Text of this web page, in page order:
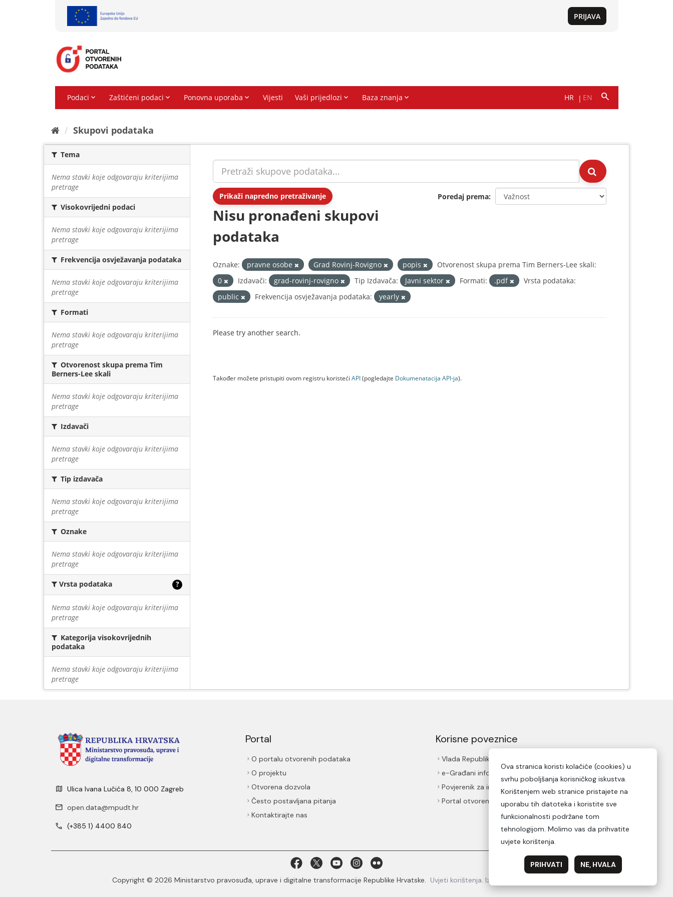
Skupovi podаtаkа
Tema
Nema stavki koje odgovaraju kriterijima
pretrage
Visokovrijedni podaci
Nema stavki koje odgovaraju kriterijima
pretrage
Frekvencija osvježavanja podataka
Nema stavki koje odgovaraju kriterijima
pretrage
Formati
Nema stavki koje odgovaraju kriterijima
pretrage
Otvorenost skupa prema Tim
Berners-Lee skali
Nema stavki koje odgovaraju kriterijima
pretrage
Izdavači
Nema stavki koje odgovaraju kriterijima
pretrage
Tip izdavača
Nema stavki koje odgovaraju kriterijima
pretrage
Oznake
Nema stavki koje odgovaraju kriterijima
pretrage
Vrsta podataka ?
Nema stavki koje odgovaraju kriterijima
pretrage
Kategorija visokovrijednih
podataka
Nema stavki koje odgovaraju kriterijima
pretrage
Prikaži napredno pretraživanje Poredaj prema
Nisu pronađeni skupovi
podataka
Oznake: pravne osobe Grad Rovinj-Rovigno popis
Otvorenost skupa prema Tim Berners-Lee skali:
0
Izdavači: grad-rovinj-rovigno Tip Izdavača: Javni sektor Formati: .pdf
Vrsta podataka:
public
Frekvencija osvježavanja podataka: yearly
Please try another search.
Također možete pristupiti ovom registru koristeći API(pogledajte Dokumenаtаcijа API-jа).